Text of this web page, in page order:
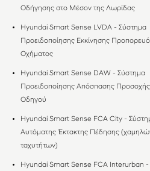
Οδήγησης στο Mέσον της Λωρίδας
Hyundai Smart Sense LVDA - Σύστημα
Προειδοποίησης Εκκίνησης
Οχήματος
Hyundai Smart Sense DAW - Σύστημα
Προειδοποίησης Απόσπασης Προσοχής
Οδηγού
Hyundai Smart Sense FCA City -
Αυτόματης Έκτακτης Πέδησης
ταχυτήτων)
Hyundai Smart Sense FCA Interurban -